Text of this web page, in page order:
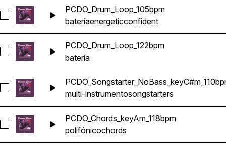
Seleccionar PCDO_Drum_Loop_105bpm
PCDO_Drum_Loop_105bpm
bateríaenergeticconfident
Seleccionar PCDO_Drum_Loop_122bpm
PCDO_Drum_Loop_122bpm
batería
Seleccionar PCDO_Songstarter_NoBass_keyC#m_110bpm
multi-instrumentosongstarters
Seleccionar PCDO_Chords_keyAm_118bpm
PCDO_Chords_keyAm_118bpm
polifónicochords